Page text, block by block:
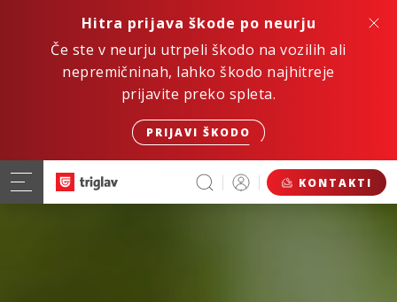
Hitra prijava škode po neurju
Če ste v neurju utrpeli škodo na vozilih ali
nepremičninah, lahko škodo najhitreje
prijavite preko spleta.
PRIJAVI ŠKODO
KONTAKTI